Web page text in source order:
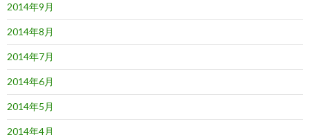
2014年9月
2014年8月
2014年7月
2014年6月
2014年5月
2014年4月